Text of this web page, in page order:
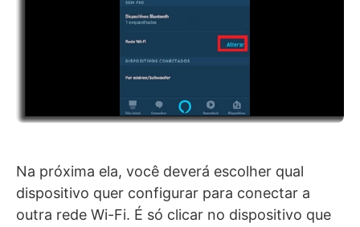
Na próxima ela, você deverá escolher qual
dispositivo quer configurar para conectar a
outra rede Wi-Fi. É só clicar no dispositivo que